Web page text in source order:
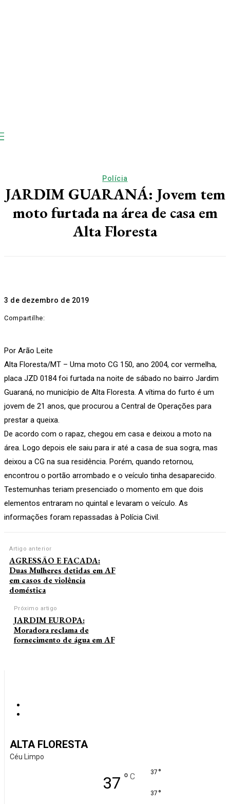
Polícia
JARDIM GUARANÁ: Jovem tem
moto furtada na área de casa em
Alta Floresta
3 de dezembro de 2019
Compartilhe:
Por Arão Leite
Alta Floresta/MT – Uma moto CG 150, ano 2004, cor vermelha,
placa JZD 0184 foi furtada na noite de sábado no bairro Jardim
Guaraná, no município de Alta Floresta. A vítima do furto é um
jovem de 21 anos, que procurou a Central de Operações para
prestar a queixa.
De acordo com o rapaz, chegou em casa e deixou a moto na
área. Logo depois ele saiu para ir até a casa de sua sogra, mas
deixou a CG na sua residência. Porém, quando retornou,
encontrou o portão arrombado e o veículo tinha desaparecido.
Testemunhas teriam presenciado o momento em que dois
elementos entraram no quintal e levaram o veículo. As
informações foram repassadas à Polícia Civil.
Artigo anterior
AGRESSÃO E FACADA:
Duas Mulheres detidas em AF
em casos de violência
doméstica
Próximo artigo
JARDIM EUROPA:
Moradora reclama de
fornecimento de água em AF
ALTA FLORESTA
Céu Limpo
37 ° C 37 °
37 °